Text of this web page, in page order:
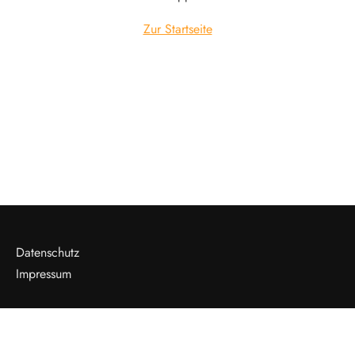
Zur Startseite
Datenschutz
Impressum